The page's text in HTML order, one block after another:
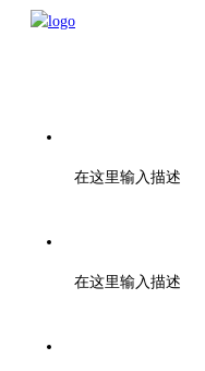
在这里输入描述
在这里输入描述